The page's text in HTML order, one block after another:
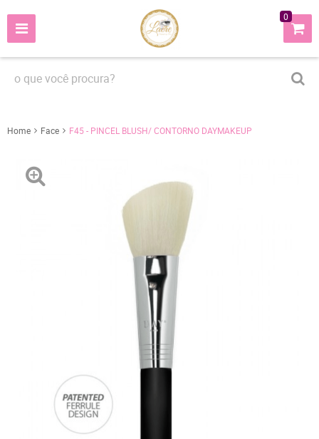
0
Home Face F45 - PINCEL BLUSH/ CONTORNO DAYMAKEUP